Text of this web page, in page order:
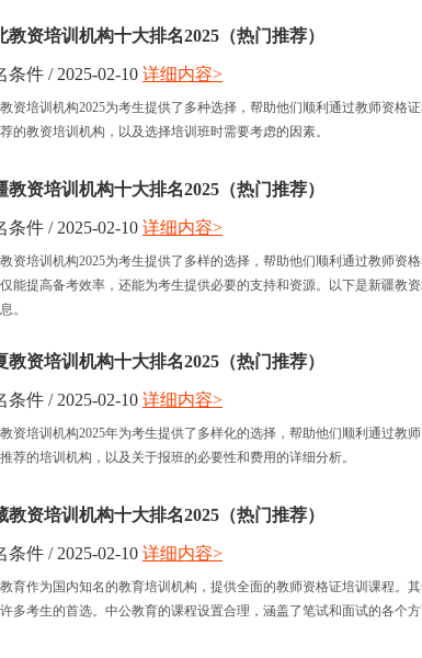
教资培训机构十大排名2025（热门推荐）
条件 / 2025-02-10
资培训机构2025为考生提供了多种选择，帮助他们顺利通过教师资格
的教资培训机构，以及选择培训班时需要考虑的因素。
详细内容>
教资培训机构十大排名2025（热门推荐）
条件 / 2025-02-10
资培训机构2025为考生提供了多样的选择，帮助他们顺利通过教师资
能提高备考效率，还能为考生提供必要的支持和资源。以下是新疆教
。
详细内容>
教资培训机构十大排名2025（热门推荐）
条件 / 2025-02-10
资培训机构2025年为考生提供了多样化的选择，帮助他们顺利通过教
荐的培训机构，以及关于报班的必要性和费用的详细分析。
详细内容>
教资培训机构十大排名2025（热门推荐）
条件 / 2025-02-10
育作为国内知名的教育培训机构，提供全面的教师资格证培训课程。
多考生的首选。中公教育的课程设置合理，涵盖了笔试和面试的各个方
详细内容>